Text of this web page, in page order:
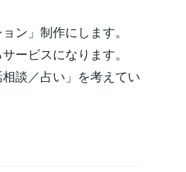
ン」制作にします。
ービスになります。
談／占い」を考えてい